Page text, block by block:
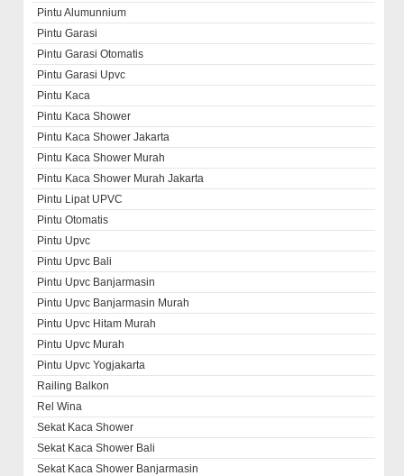
Pintu Alumunnium
Pintu Garasi
Pintu Garasi Otomatis
Pintu Garasi Upvc
Pintu Kaca
Pintu Kaca Shower
Pintu Kaca Shower Jakarta
Pintu Kaca Shower Murah
Pintu Kaca Shower Murah Jakarta
Pintu Lipat UPVC
Pintu Otomatis
Pintu Upvc
Pintu Upvc Bali
Pintu Upvc Banjarmasin
Pintu Upvc Banjarmasin Murah
Pintu Upvc Hitam Murah
Pintu Upvc Murah
Pintu Upvc Yogjakarta
Railing Balkon
Rel Wina
Sekat Kaca Shower
Sekat Kaca Shower Bali
Sekat Kaca Shower Banjarmasin